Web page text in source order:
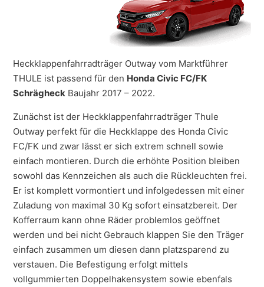
Heckklappenfahrradträger Outway vom Marktführer
THULE ist passend für den Honda Civic FC/FK
Schrägheck Baujahr 2017 – 2022.
Zunächst ist der Heckklappenfahrradträger Thule
Outway perfekt für die Heckklappe des Honda Civic
FC/FK und zwar lässt er sich extrem schnell sowie
einfach montieren. Durch die erhöhte Position bleiben
sowohl das Kennzeichen als auch die Rückleuchten frei.
Er ist komplett vormontiert und infolgedessen mit einer
Zuladung von maximal 30 Kg sofort einsatzbereit. Der
Kofferraum kann ohne Räder problemlos geöffnet
werden und bei nicht Gebrauch klappen Sie den Träger
einfach zusammen um diesen dann platzsparend zu
verstauen. Die Befestigung erfolgt mittels
vollgummierten Doppelhakensystem sowie ebenfals